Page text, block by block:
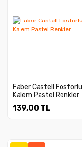
Faber Castell Fosforlu
Kalem Pastel Renkler
139,00 TL